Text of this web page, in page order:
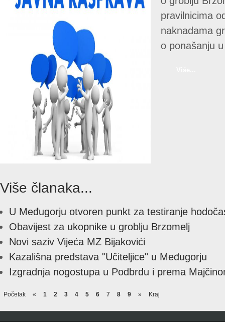
pravilnicima
naknadama
o ponašanju
Više članaka...
U Međugorju otvoren punkt za testiranje
Obavijest za ukopnike u groblju Brzomelj
Novi saziv Vijeća MZ Bijakovići
Kazališna predstava "Učiteljice" u Međugorju
Izgradnja nogostupa u Podbrdu i prema
Početak « 1 2 3 4 5 6 7 8 9 » Kraj